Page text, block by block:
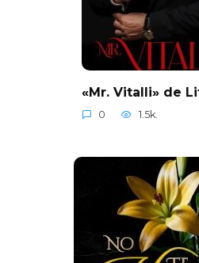
«Mr. Vitalli» de
0 1.5k.